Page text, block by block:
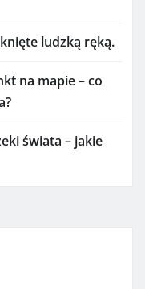
ludzką ręką.
na mapie – co
świata – jakie